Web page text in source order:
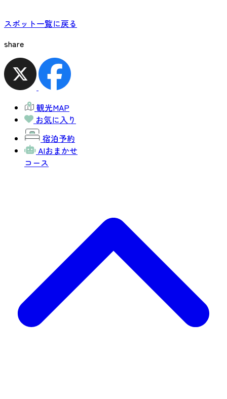
スポット一覧に戻る
share
観光MAP
お気に入り
宿泊予約
AIおまかせ
コース